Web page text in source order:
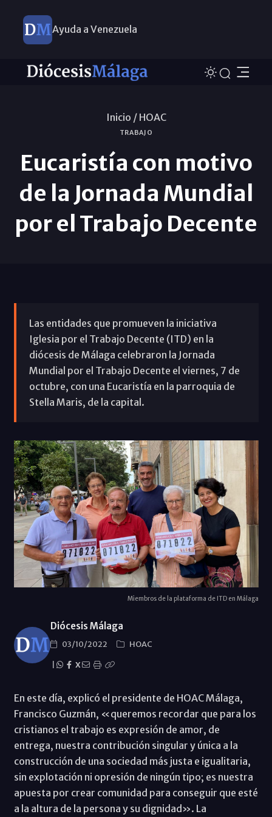
Ayuda a Venezuela
Inicio / HOAC
TRABAJO
Eucaristía con motivo
de la Jornada Mundial
por el Trabajo Decente
Las entidades que promueven la iniciativa
Iglesia por el Trabajo Decente (ITD) en la
diócesis de Málaga celebraron la Jornada
Mundial por el Trabajo Decente el viernes, 7 de
octubre, con una Eucaristía en la parroquia de
Stella Maris, de la capital.
Miembros de la plataforma de ITD en Málaga
Diócesis Málaga
03/10/2022
HOAC
X
En este día, explicó el presidente de HOAC Málaga,
Francisco Guzmán, «queremos recordar que para los
cristianos el trabajo es expresión de amor, de
entrega, nuestra contribución singular y única a la
construcción de una sociedad más justa e igualitaria,
sin explotación ni opresión de ningún tipo; es nuestra
apuesta por crear comunidad para conseguir que esté
a la altura de la persona y su dignidad». La